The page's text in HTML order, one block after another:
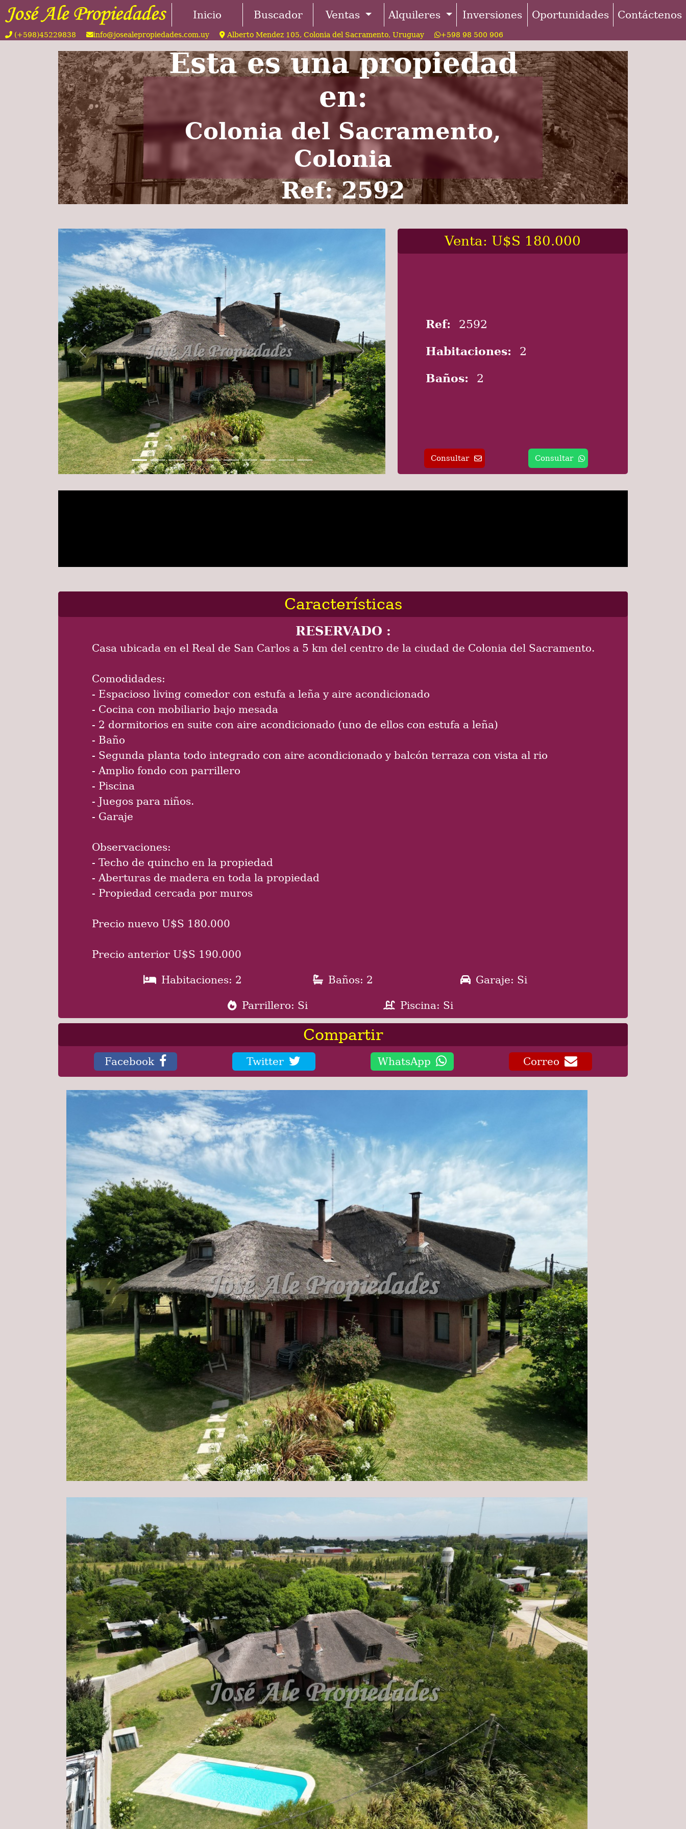
Inicio Buscador Ventas Alquileres Inversiones Oportunidades Contáctenos
(+598)45229838 info@josealepropiedades.com.uy Alberto Mendez 105, Colonia del Sacramento, Uruguay +598 98 500 906
Esta es una propiedad
en:
Colonia del Sacramento,
Colonia
Ref: 2592
Previous Next
Venta: U$S 180.000
Ref: 2592
Habitaciones: 2
Baños: 2
Consultar Consultar
Características
RESERVADO :
Casa ubicada en el Real de San Carlos a 5 km del centro de la ciudad de Colonia del Sacramento.
Comodidades:
- Espacioso living comedor con estufa a leña y aire acondicionado
- Cocina con mobiliario bajo mesada
- 2 dormitorios en suite con aire acondicionado (uno de ellos con estufa a leña)
- Baño
- Segunda planta todo integrado con aire acondicionado y balcón terraza con vista al rio
- Amplio fondo con parrillero
- Piscina
- Juegos para niños.
- Garaje
Observaciones:
- Techo de quincho en la propiedad
- Aberturas de madera en toda la propiedad
- Propiedad cercada por muros
Precio nuevo U$S 180.000
Precio anterior U$S 190.000
Habitaciones: 2 Baños: 2 Garaje: Si
Parrillero: Si Piscina: Si
Compartir
Facebook Twitter WhatsApp Correo